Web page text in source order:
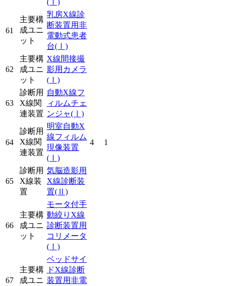
(Ⅰ)
61
主要構
成ユニ
ット
乳房X線診
断装置用非
電動式患者
台(Ⅰ)
62
主要構
成ユニ
ット
X線間接撮
影用カメラ
(Ⅰ)
63
診断用
X線関
連装置
自動X線フ
ィルムチェ
ンジャ(Ⅰ)
64
診断用
X線関
連装置
明室自動X
線フィルム
現像装置
(Ⅰ)
4 1
65
診断用
X線装
置
気脳造影用
X線診断装
置(Ⅱ)
66
主要構
成ユニ
ット
モータ付手
動絞りX線
診断装置用
コリメータ
(Ⅰ)
67
主要構
成ユニ
ベッドサイ
ドX線診断
装置用非電